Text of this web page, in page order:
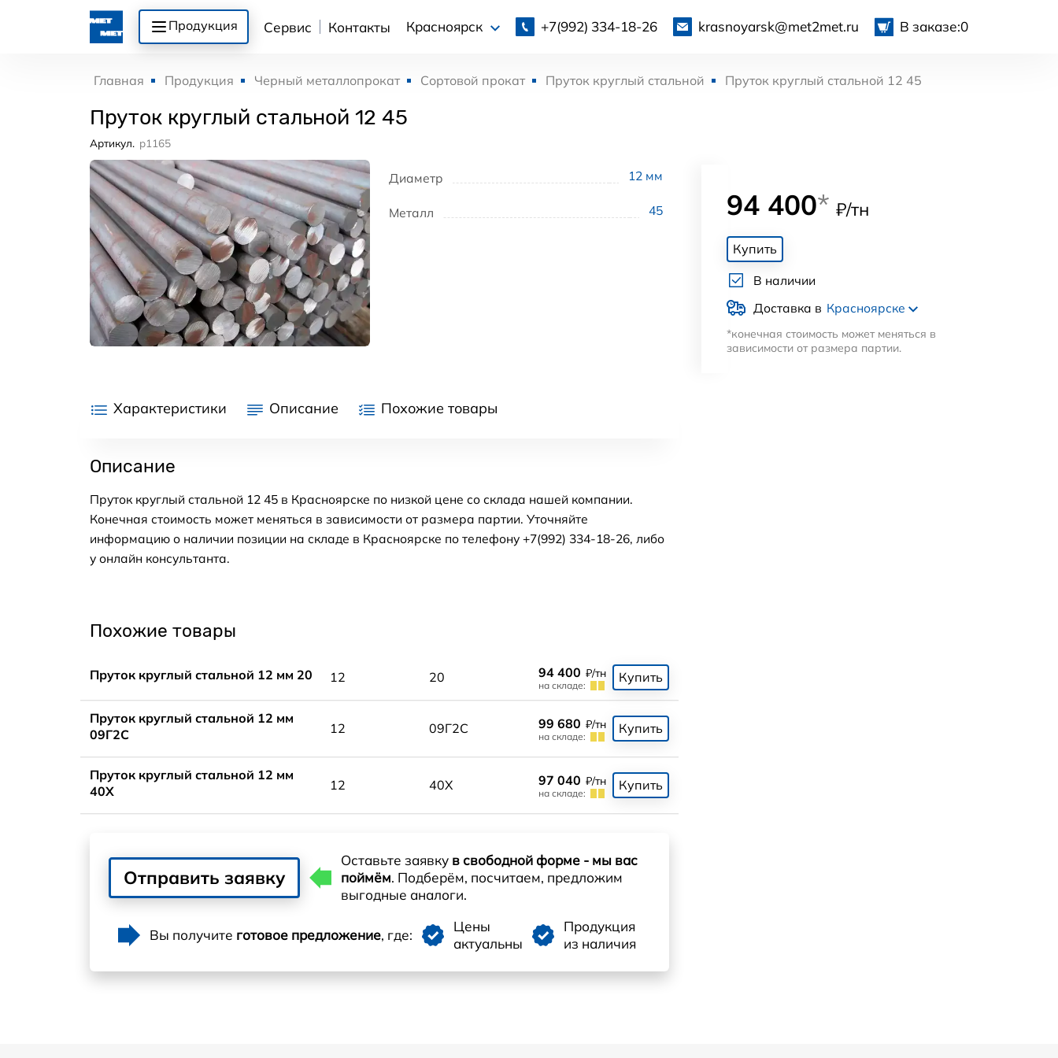
Продукция Сервис Контакты Красноярск +7(992) 334-18-26 krasnoyarsk@met2met.ru В заказе:0
Главная Продукция Черный металлопрокат Сортовой прокат Пруток круглый стальной Пруток круглый стальной 12 45
Пруток круглый стальной 12 45
Артикул. p1165
Диаметр 12 мм
Металл 45 94 400* ₽/тн
Купить
В наличии
Доставка в Красноярске
*конечная стоимость может меняться в
зависимости от размера партии.
Характеристики Описание Похожие товары
Описание
Пруток круглый стальной 12 45 в Красноярске по низкой цене со склада нашей компании.
Конечная стоимость может меняться в зависимости от размера партии. Уточняйте
информацию о наличии позиции на складе в Красноярске по телефону +7(992) 334-18-26, либо
у онлайн консультанта.
Похожие товары
Пруток круглый стальной 12 мм 20 12 20 94 400 ₽/тн
на складе:
Купить
Пруток круглый стальной 12 мм
09Г2С
12 09Г2С 99 680 ₽/тн
на складе:
Купить
Пруток круглый стальной 12 мм
40Х
12 40Х 97 040 ₽/тн
на складе:
Купить
Отправить заявку
Оставьте заявку в свободной форме - мы вас
поймём. Подберём, посчитаем, предложим
выгодные аналоги.
Вы получите готовое предложение, где:
Цены
актуальны
Продукция
из наличия